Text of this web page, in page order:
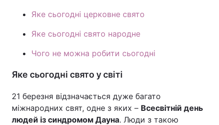
Яке сьогодні церковне свято
Яке сьогодні свято народне
Чого не можна робити сьогодні
Яке сьогодні свято у світі
21 березня відзначається дуже багато
міжнародних свят, одне з яких – Всесвітній день
людей із синдромом Дауна. Люди з такою